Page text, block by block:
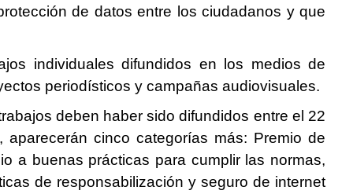
de datos entre los ciudadanos y que
individuales difundidos en los medios de
periodísticos y campañas audiovisuales.
deben haber sido difundidos entre el 22
cinco categorías más: Premio de
a buenas prácticas para cumplir las normas,
de responsabilización y seguro de internet